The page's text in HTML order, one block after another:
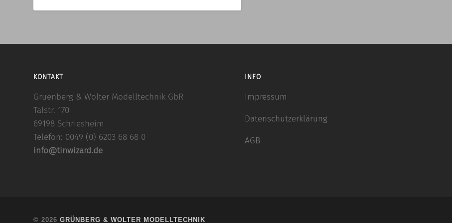
KONTAKT
Gruenberg & Wolter Modelltechnik GbR
Talstr. 170
69198 Schriesheim
Telefon: 0049 (0) 6203 68 68 0
info@tinwizard.de
INFO
Impressum
Datenschutzerklärung
AGB
© 2026GRÜNBERG & WOLTER MODELLTECHNIK